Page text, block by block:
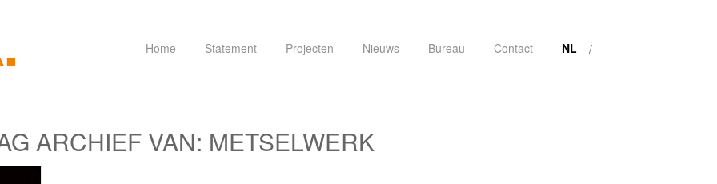
Home Statement Projecten Nieuws Bureau Contact NL
ARCHIEF VAN: METSELWERK